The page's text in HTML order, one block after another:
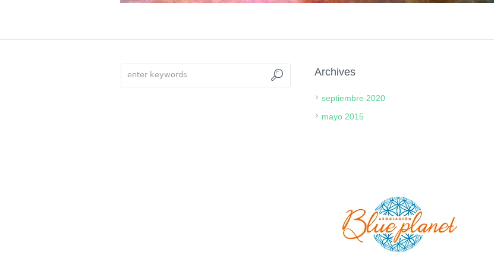
Archives
septiembre 2020
mayo 2015